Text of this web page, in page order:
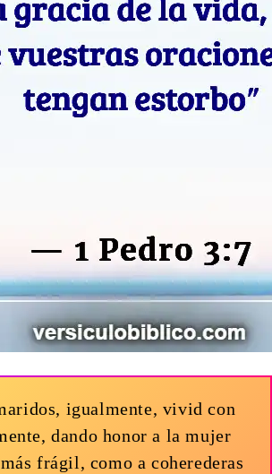
igualmente, vivid con
dando honor a la mujer
frágil, como a coherederas